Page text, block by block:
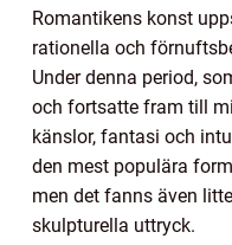
Romantikens konst
rationella och
Under denna period,
och fortsatte fram till
känslor, fantasi och
den mest populära
men det fanns även
skulpturella uttryck.